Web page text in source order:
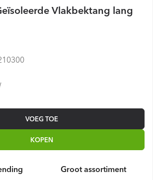
Vlakbektang lang
VOEG TOE
KOPEN
Groot assortiment